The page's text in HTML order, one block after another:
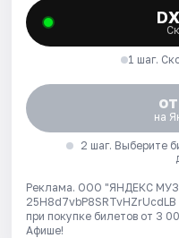
1 шаг.
на
2 шаг. Выберите
Реклама. ООО "ЯНДЕКС
25H8d7vbP8SRTvHZrUcdLB
при покупке билетов от 3
Афише!